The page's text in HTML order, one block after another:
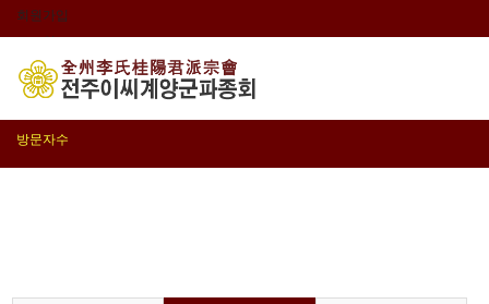
회원가입
로그인
오늘0 어제0최대 0전체0
방문자수